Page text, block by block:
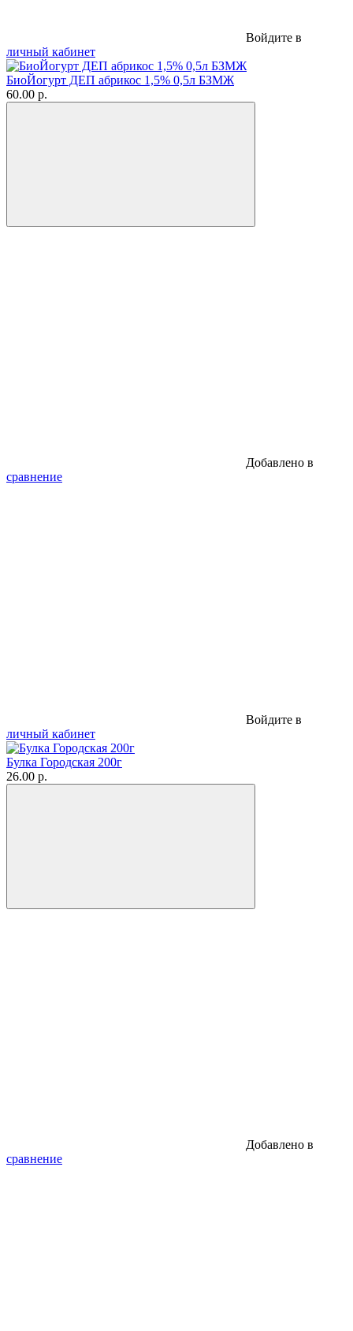
Войдите в
личный кабинет
БиоЙогурт ДЕП абрикос 1,5% 0,5л БЗМЖ
60.00 р.
Добавлено в
сравнение
Войдите в
личный кабинет
Булка Городская 200г
26.00 р.
Добавлено в
сравнение